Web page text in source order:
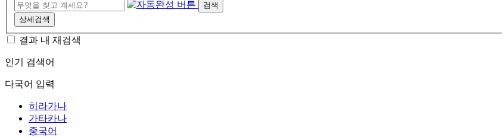
검색
상세검색
결과 내 재검색
인기 검색어
다국어 입력
히라가나
가타카나
중국어